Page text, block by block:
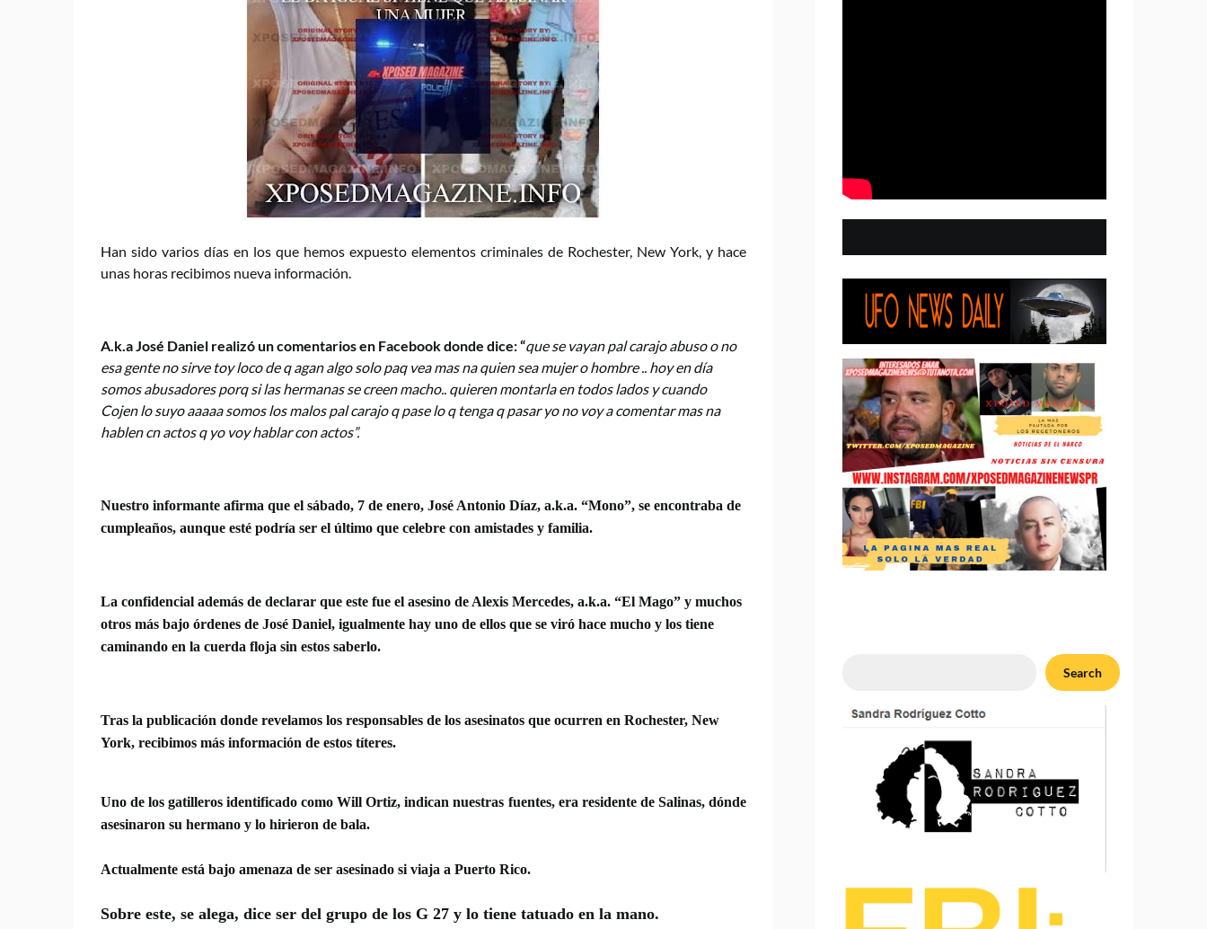
Han sido varios días en los que hemos expuesto elementos criminales de Rochester, New York, y hace
unas horas recibimos nueva información.
A.k.a José Daniel realizó un comentarios en Facebook donde dice: “que se vayan pal carajo abuso o no
esa gente no sirve toy loco de q agan algo solo paq vea mas na quien sea mujer o hombre .. hoy en día
somos abusadores porq si las hermanas se creen macho.. quieren montarla en todos lados y cuando
Cojen lo suyo aaaaa somos los malos pal carajo q pase lo q tenga q pasar yo no voy a comentar mas na
hablen cn actos q yo voy hablar con actos”.
Nuestro informante afirma que el sábado, 7 de enero, José Antonio Díaz, a.k.a. “Mono”, se encontraba de
cumpleaños, aunque esté podría ser el último que celebre con amistades y familia.
La confidencial además de declarar que este fue el asesino de Alexis Mercedes, a.k.a. “El Mago” y muchos
otros más bajo órdenes de José Daniel, igualmente hay uno de ellos que se viró hace mucho y los tiene
caminando en la cuerda floja sin estos saberlo.
Tras la publicación donde revelamos los responsables de los asesinatos que ocurren en Rochester, New
York, recibimos más información de estos títeres.
Uno de los gatilleros identificado como Will Ortiz, indican nuestras fuentes, era residente de Salinas, dónde
asesinaron su hermano y lo hirieron de bala.
Actualmente está bajo amenaza de ser asesinado si viaja a Puerto Rico.
Sobre este, se alega, dice ser del grupo de los G 27 y lo tiene tatuado en la mano.
Search